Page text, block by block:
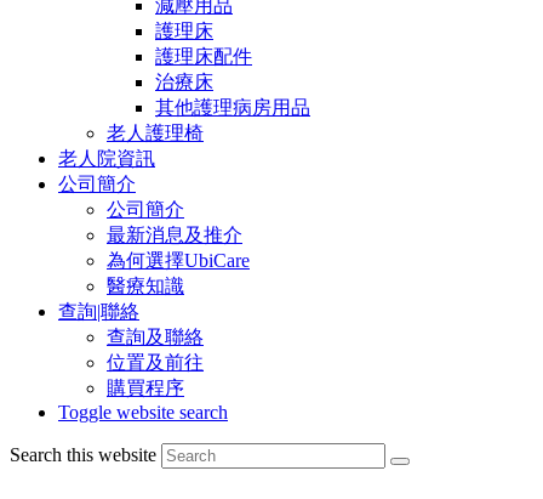
減壓用品
護理床
護理床配件
治療床
其他護理病房用品
老人護理椅
老人院資訊
公司簡介
公司簡介
最新消息及推介
為何選擇UbiCare
醫療知識
查詢|聯絡
查詢及聯絡
位置及前往
購買程序
Toggle website search
Search this website